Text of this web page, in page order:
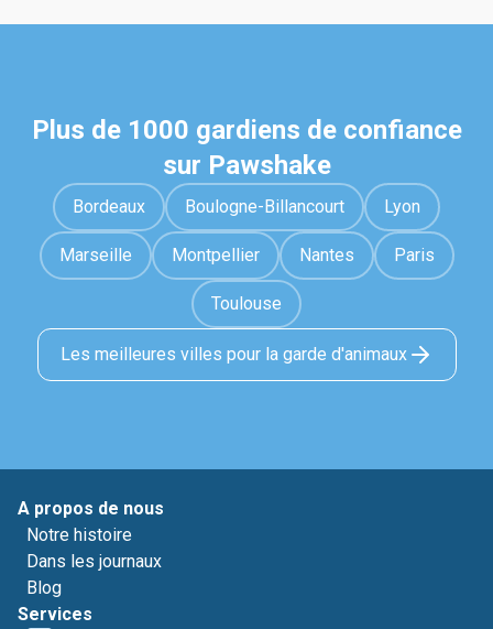
Plus de 1000 gardiens de confiance
sur Pawshake
Bordeaux Boulogne-Billancourt Lyon
Marseille Montpellier Nantes Paris
Toulouse
Les meilleures villes pour la garde d'animaux
A propos de nous
Notre histoire
Dans les journaux
Blog
Services